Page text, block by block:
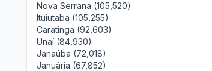
Nova Serrana (105,520)
Ituiutaba (105,255)
Caratinga (92,603)
Unaí (84,930)
Janaúba (72,018)
Januária (67,852)